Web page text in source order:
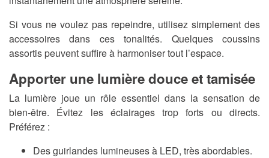
Si vous ne voulez pas repeindre, utilisez simplement des
accessoires dans ces tonalités. Quelques coussins
assortis peuvent suffire à harmoniser tout l’espace.
Apporter une lumière douce et tamisée
La lumière joue un rôle essentiel dans la sensation de
bien-être. Évitez les éclairages trop forts ou directs.
Préférez :
Des guirlandes lumineuses à LED, très abordables.